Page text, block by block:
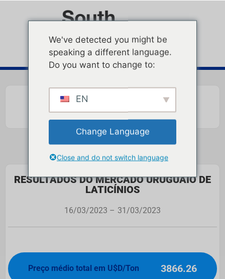
RESULTADOS DO MERCADO URUGUAIO DE
LATICÍNIOS
16/03/2023 – 31/03/2023
Preço médio total em U$D/Ton 3866.26
We've detected you might be
speaking a different language.
Do you want to change to:
EN
Change Language
Close and do not switch language